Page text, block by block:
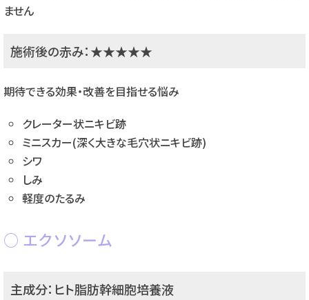
ません
施術後の赤み：★★★★★
期待できる効果・改善を目指せる悩み
クレーター状ニキビ跡
ミニスカー(深く大きな毛穴状ニキビ跡)
シワ
しみ
軽度のたるみ
エクソソーム
主成分：ヒト脂肪幹細胞培養液